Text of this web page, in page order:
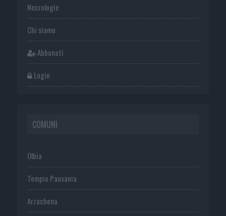
Necrologie
Chi siamo
Abbonati
Login
COMUNI
Olbia
Tempio Pausania
Arzachena